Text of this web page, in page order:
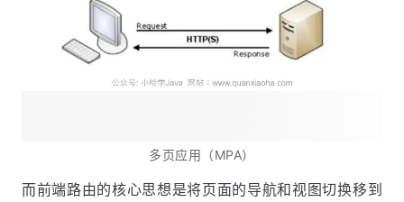
多页应用（MPA）
而前端路由的核心思想是将页面的导航和视图切换移到